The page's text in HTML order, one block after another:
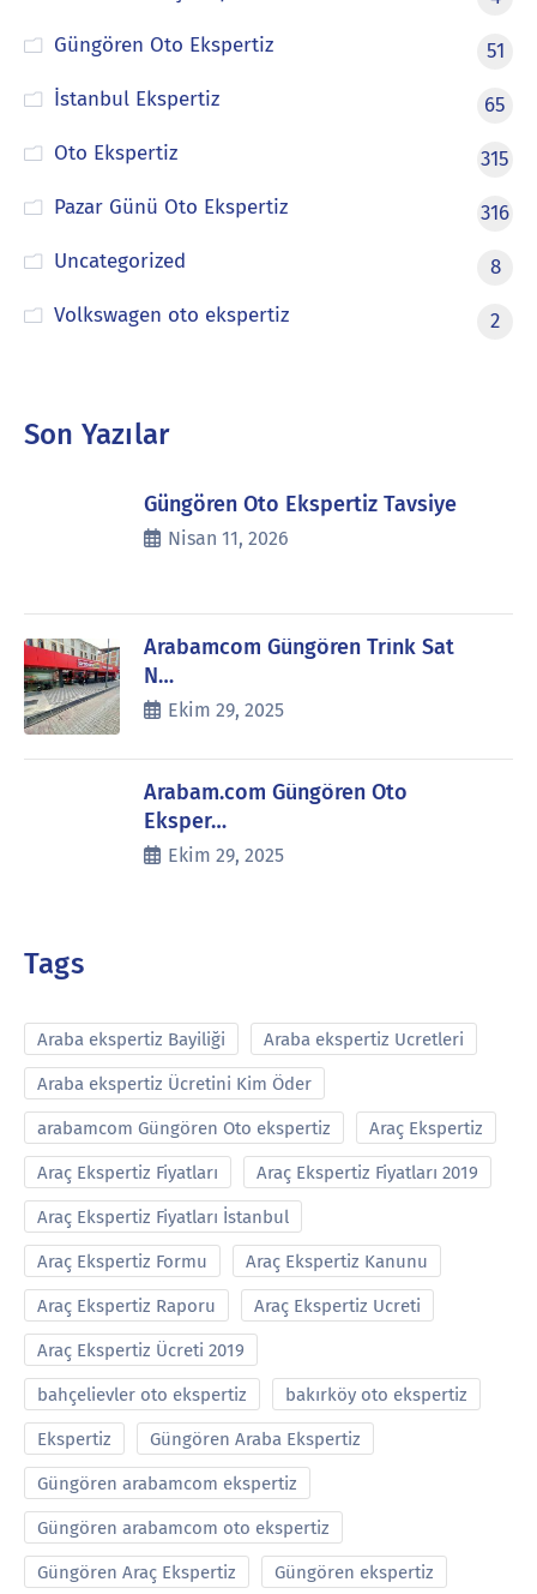
Güngören Oto Ekspertiz
51
İstanbul Ekspertiz
65
Oto Ekspertiz
315
Pazar Günü Oto Ekspertiz
316
Uncategorized
8
Volkswagen oto ekspertiz
2
Son Yazılar
Güngören Oto Ekspertiz Tavsiye
Nisan 11, 2026
Arabamcom Güngören Trink Sat
N…
Ekim 29, 2025
Arabam.com Güngören Oto
Eksper…
Ekim 29, 2025
Tags
Araba ekspertiz Bayiliği Araba ekspertiz Ucretleri
Araba ekspertiz Ücretini Kim Öder
arabamcom Güngören Oto ekspertiz Araç Ekspertiz
Araç Ekspertiz Fiyatları Araç Ekspertiz Fiyatları 2019
Araç Ekspertiz Fiyatları İstanbul
Araç Ekspertiz Formu Araç Ekspertiz Kanunu
Araç Ekspertiz Raporu Araç Ekspertiz Ucreti
Araç Ekspertiz Ücreti 2019
bahçelievler oto ekspertiz bakırköy oto ekspertiz
Ekspertiz Güngören Araba Ekspertiz
Güngören arabamcom ekspertiz
Güngören arabamcom oto ekspertiz
Güngören Araç Ekspertiz Güngören ekspertiz